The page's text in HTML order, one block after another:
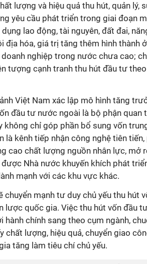
lượng và hiệu quả thu hút, quản
yêu cầu phát triển trong giai đoạn
lao động, tài nguyên, đất đai,
địa hóa, giá trị tăng thêm hình thành
nghiệp trong nước chưa cao;
tượng cạnh tranh thu hút đầu tư
Việt Nam xác lập mô hình tăng
đầu tư nước ngoài là bộ phận quan
không chỉ góp phần bổ sung vốn
là kênh tiếp nhận công nghệ tiên
cao chất lượng nguồn nhân lực, mở
Nhà nước khuyến khích phát
mạnh với các khu vực khác.
chuyển mạnh tư duy chủ yếu thu hút
lược quốc gia. Việc thu hút vốn đầu
hành chính sang theo cụm ngành,
chất lượng, hiệu quả, chuyển giao
tăng làm tiêu chí chủ yếu.